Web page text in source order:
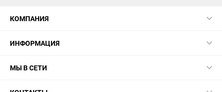
КОМПАНИЯ
ИНФОРМАЦИЯ
МЫ В СЕТИ